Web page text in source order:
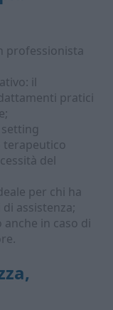
professionista
il
pratici
del
per chi ha
assistenza;
in caso di